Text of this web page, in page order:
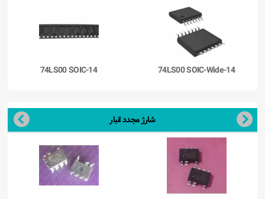
SN74F00
74LS00 SOIC-Wide-14
شارژ مجدد انبار